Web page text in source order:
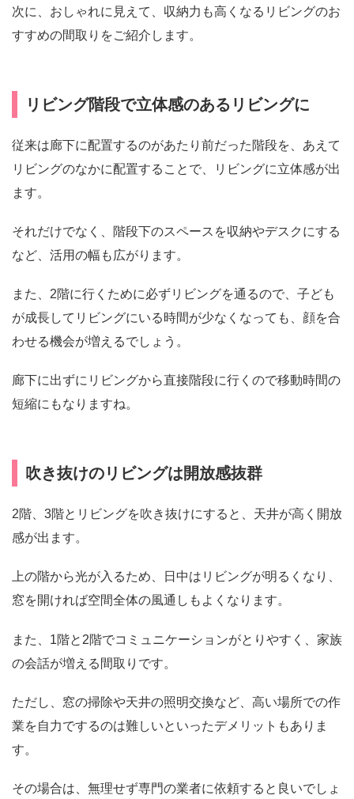
次に、おしゃれに見えて、収納力も高くなるリビングのお
すすめの間取りをご紹介します。
リビング階段で立体感のあるリビングに
従来は廊下に配置するのがあたり前だった階段を、あえて
リビングのなかに配置することで、リビングに立体感が出
ます。
それだけでなく、階段下のスペースを収納やデスクにする
など、活用の幅も広がります。
また、2階に行くために必ずリビングを通るので、子ども
が成長してリビングにいる時間が少なくなっても、顔を合
わせる機会が増えるでしょう。
廊下に出ずにリビングから直接階段に行くので移動時間の
短縮にもなりますね。
吹き抜けのリビングは開放感抜群
2階、3階とリビングを吹き抜けにすると、天井が高く開放
感が出ます。
上の階から光が入るため、日中はリビングが明るくなり、
窓を開ければ空間全体の風通しもよくなります。
また、1階と2階でコミュニケーションがとりやすく、家族
の会話が増える間取りです。
ただし、窓の掃除や天井の照明交換など、高い場所での作
業を自力でするのは難しいといったデメリットもありま
す。
その場合は、無理せず専門の業者に依頼すると良いでしょ